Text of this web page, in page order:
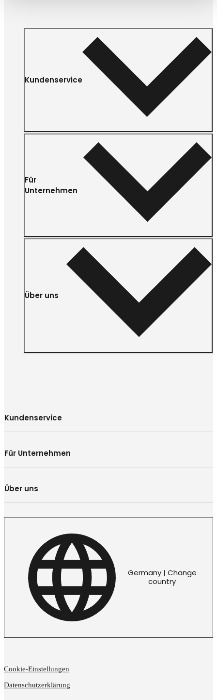
Kundenservice
Für
Unternehmen
Über uns
Kundenservice
Für Unternehmen
Über uns
Germany | Change
country
Cookie-Einstellungen
Datenschutzerklärung